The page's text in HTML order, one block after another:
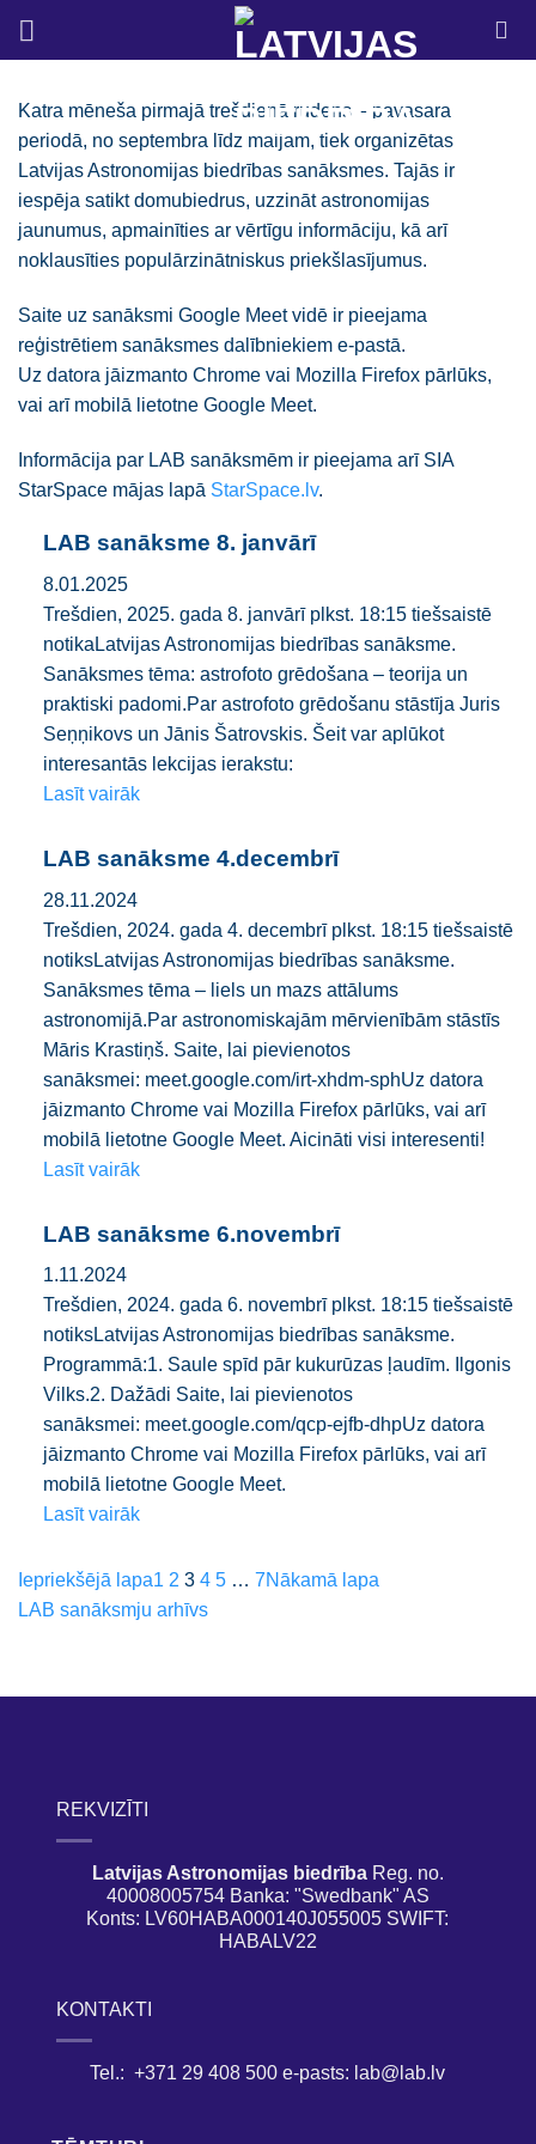
Katra mēneša pirmajā trešdienā rudens – pavasara
periodā, no septembra līdz maijam, tiek organizētas
Latvijas Astronomijas biedrības sanāksmes. Tajās ir
iespēja satikt domubiedrus, uzzināt astronomijas
jaunumus, apmainīties ar vērtīgu informāciju, kā arī
noklausīties populārzinātniskus priekšlasījumus.
Saite uz sanāksmi Google Meet vidē ir pieejama
reģistrētiem sanāksmes dalībniekiem e-pastā.
Uz datora jāizmanto Chrome vai Mozilla Firefox pārlūks,
vai arī mobilā lietotne Google Meet.
Informācija par LAB sanāksmēm ir pieejama arī SIA
StarSpace mājas lapā StarSpace.lv.
LAB sanāksme 8. janvārī
8.01.2025
Trešdien, 2025. gada 8. janvārī plkst. 18:15 tiešsaistē
notikaLatvijas Astronomijas biedrības sanāksme.
Sanāksmes tēma: astrofoto grēdošana – teorija un
praktiski padomi.Par astrofoto grēdošanu stāstīja Juris
Seņņikovs un Jānis Šatrovskis. Šeit var aplūkot
interesantās lekcijas ierakstu:
Lasīt vairāk
LAB sanāksme 4.decembrī
28.11.2024
Trešdien, 2024. gada 4. decembrī plkst. 18:15 tiešsaistē
notiksLatvijas Astronomijas biedrības sanāksme.
Sanāksmes tēma – liels un mazs attālums
astronomijā.Par astronomiskajām mērvienībām stāstīs
Māris Krastiņš. Saite, lai pievienotos
sanāksmei: meet.google.com/irt-xhdm-sphUz datora
jāizmanto Chrome vai Mozilla Firefox pārlūks, vai arī
mobilā lietotne Google Meet. Aicināti visi interesenti!
Lasīt vairāk
LAB sanāksme 6.novembrī
1.11.2024
Trešdien, 2024. gada 6. novembrī plkst. 18:15 tiešsaistē
notiksLatvijas Astronomijas biedrības sanāksme.
Programmā:1. Saule spīd pār kukurūzas ļaudīm. Ilgonis
Vilks.2. Dažādi Saite, lai pievienotos
sanāksmei: meet.google.com/qcp-ejfb-dhpUz datora
jāizmanto Chrome vai Mozilla Firefox pārlūks, vai arī
mobilā lietotne Google Meet.
Lasīt vairāk
Iepriekšējā lapa1 2 3 4 5 … 7Nākamā lapa
LAB sanāksmju arhīvs
REKVIZĪTI
Latvijas Astronomijas biedrībaReg. no.
40008005754 Banka: "Swedbank" AS
Konts: LV60HABA000140J055005 SWIFT:
HABALV22
KONTAKTI
Tel.: +371 29 408 500 e-pasts: lab@lab.lv